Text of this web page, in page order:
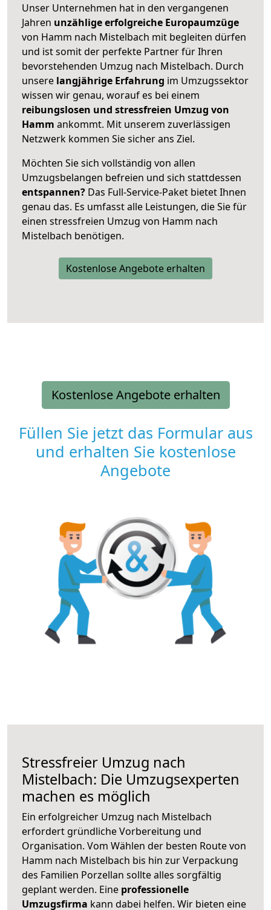
Unser Unternehmen hat in den vergangenen
Jahren unzählige erfolgreiche Europaumzüge
von Hamm nach Mistelbach mit begleiten dürfen
und ist somit der perfekte Partner für Ihren
bevorstehenden Umzug nach Mistelbach. Durch
unsere langjährige Erfahrung im Umzugssektor
wissen wir genau, worauf es bei einem
reibungslosen und stressfreien Umzug von
Hamm ankommt. Mit unserem zuverlässigen
Netzwerk kommen Sie sicher ans Ziel.
Möchten Sie sich vollständig von allen
Umzugsbelangen befreien und sich stattdessen
entspannen? Das Full-Service-Paket bietet Ihnen
genau das. Es umfasst alle Leistungen, die Sie für
einen stressfreien Umzug von Hamm nach
Mistelbach benötigen.
Kostenlose Angebote erhalten
Kostenlose Angebote erhalten
Füllen Sie jetzt das Formular aus
und erhalten Sie kostenlose
Angebote
Stressfreier Umzug nach
Mistelbach: Die Umzugsexperten
machen es möglich
Ein erfolgreicher Umzug nach Mistelbach
erfordert gründliche Vorbereitung und
Organisation. Vom Wählen der besten Route von
Hamm nach Mistelbach bis hin zur Verpackung
des Familien Porzellan sollte alles sorgfältig
geplant werden. Eine professionelle
Umzugsfirma kann dabei helfen. Wir bieten eine